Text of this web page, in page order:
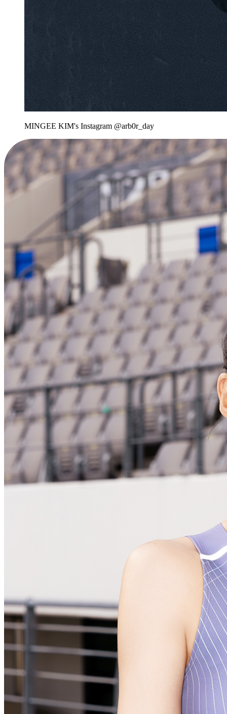
MINGEE KIM's Instagram @arb0r_day